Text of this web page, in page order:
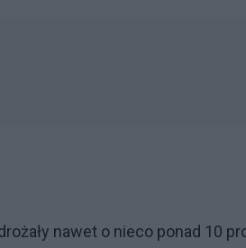
nawet o nieco ponad 10